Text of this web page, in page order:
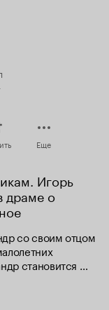
Еще
Игорь
драме о
со своим отцом
становится
устранить.